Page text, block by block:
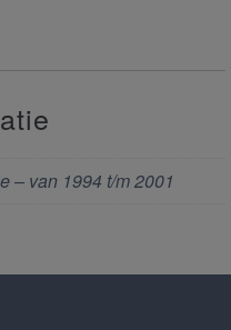
– van 1994 t/m 2001